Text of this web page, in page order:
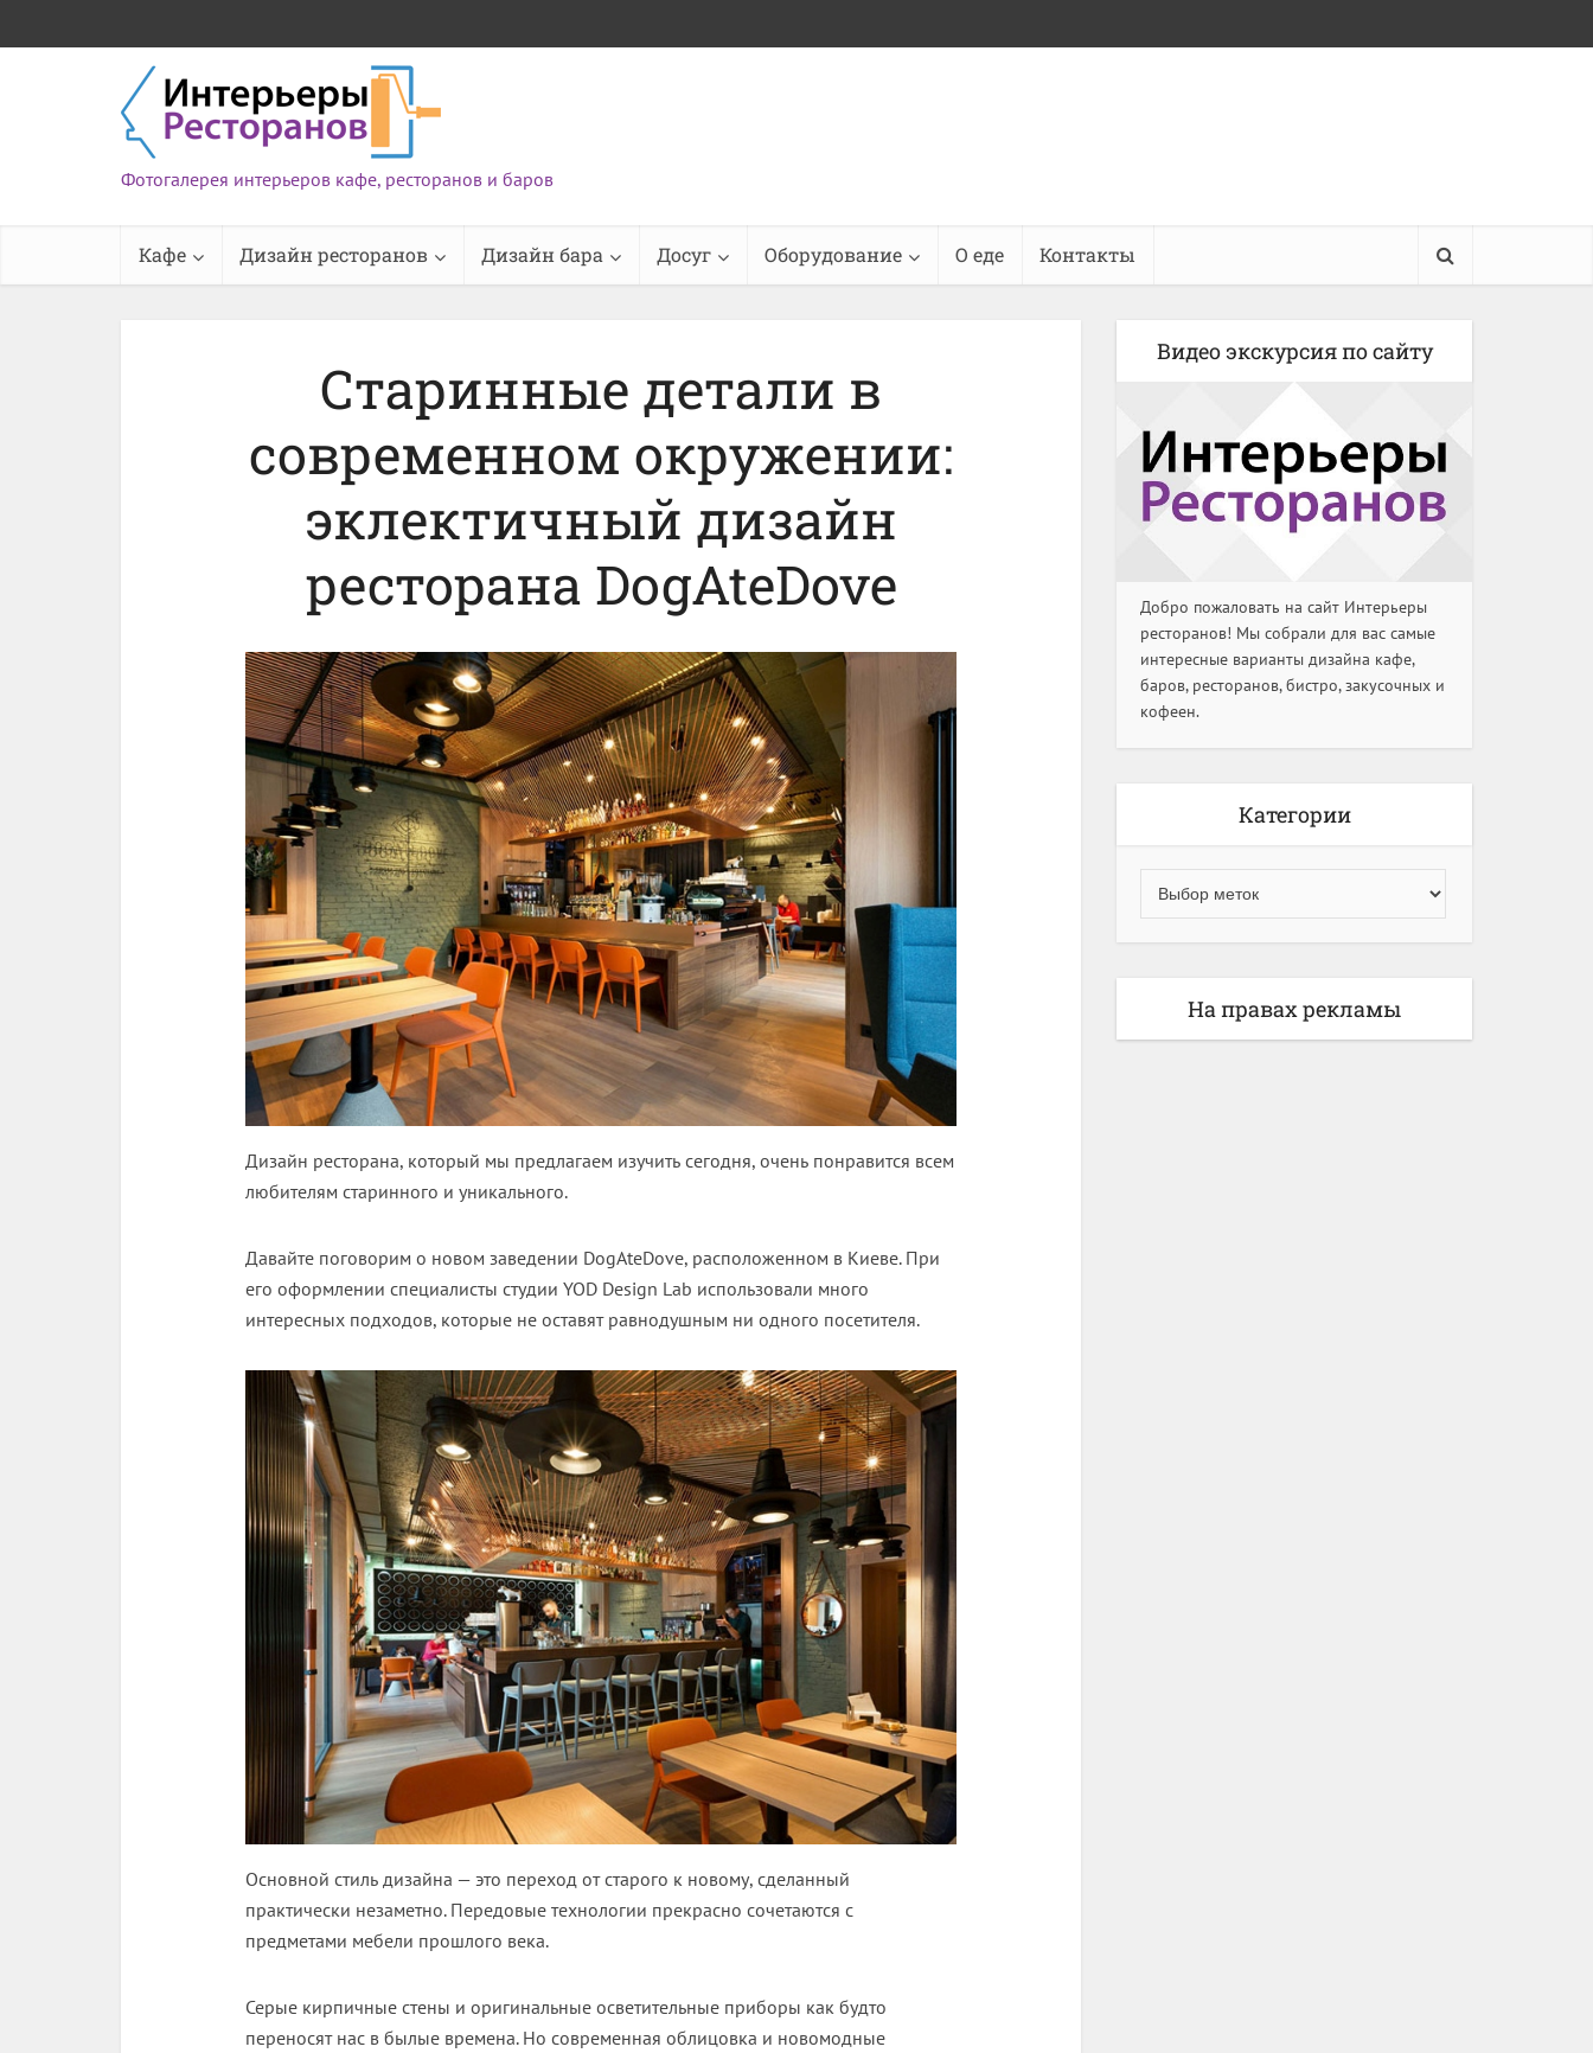
Фотогалерея интерьеров кафе, ресторанов и баров
Кафе Дизайн ресторанов Дизайн бара Досуг Оборудование О еде Контакты
Старинные детали в
современном окружении:
эклектичный дизайн
ресторана DogAteDove
Дизайн ресторана, который мы предлагаем изучить сегодня, очень понравится всем
любителям старинного и уникального.
Давайте поговорим о новом заведении DogAteDove, расположенном в Киеве. При
его оформлении специалисты студии YOD Design Lab использовали много
интересных подходов, которые не оставят равнодушным ни одного посетителя.
Основной стиль дизайна — это переход от старого к новому, сделанный
практически незаметно. Передовые технологии прекрасно сочетаются с
предметами мебели прошлого века.
Серые кирпичные стены и оригинальные осветительные приборы как будто
переносят нас в былые времена. Но современная облицовка и новомодные
Видео экскурсия по сайту
Добро пожаловать на сайт Интерьеры
ресторанов! Мы собрали для вас самые
интересные варианты дизайна кафе,
баров, ресторанов, бистро, закусочных и
кофеен.
Категории
На правах рекламы